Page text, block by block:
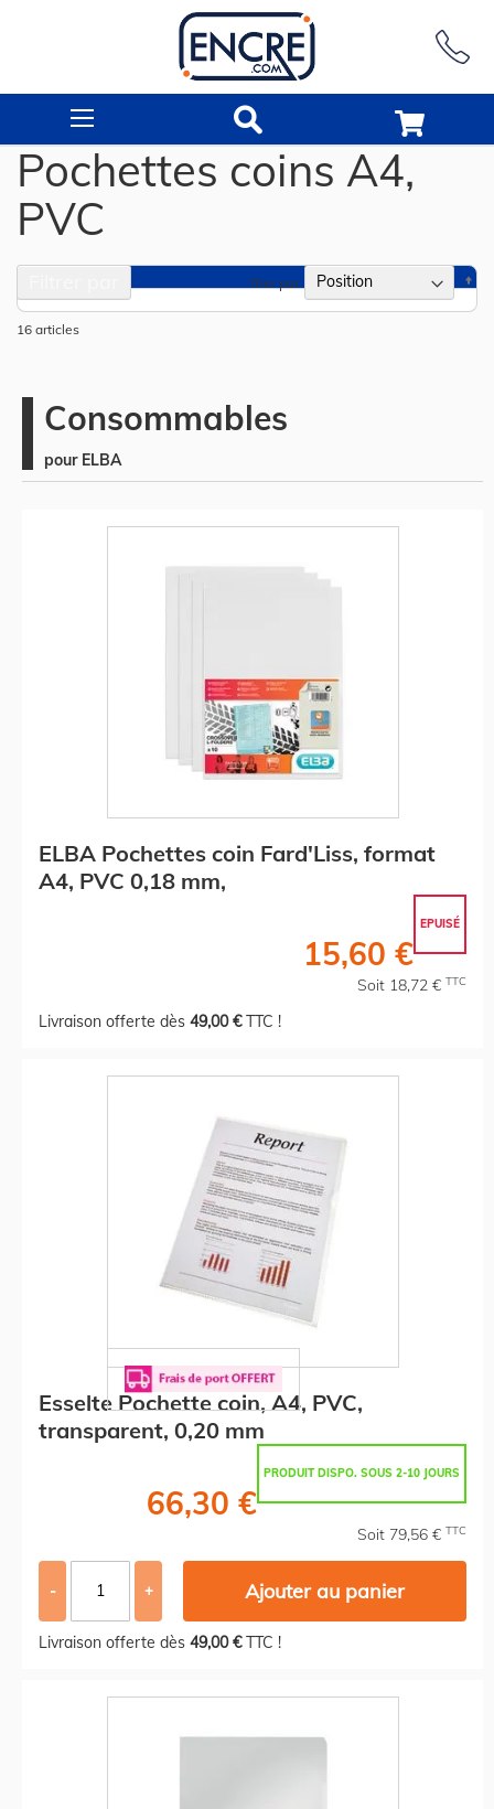
Pochettes coins A4,
PVC
16 articles
Trier par
Consommables
pour ELBA
ELBA Pochettes coin Fard'Liss, format
A4, PVC 0,18 mm,
EPUISÉ
15,60 €
Soit 18,72 € TTC
Livraison offerte dès 49,00 €TTC !
Esselte Pochette coin, A4, PVC,
transparent, 0,20 mm
PRODUIT DISPO. SOUS 2-10 JOURS
66,30 €
Soit 79,56 € TTC
- + Ajouter au panier
Livraison offerte dès 49,00 €TTC !